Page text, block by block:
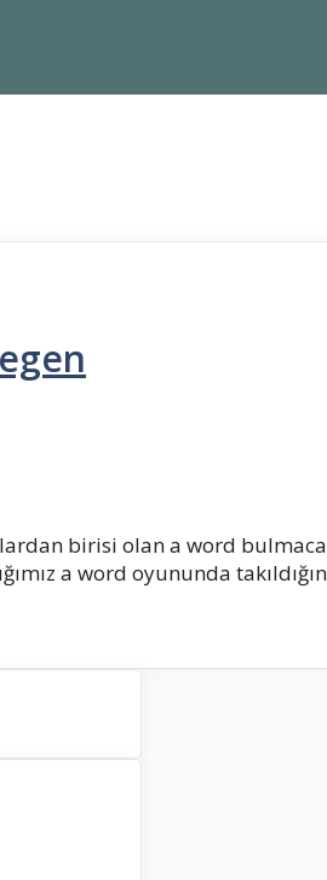
birisi olan a word
a word oyununda